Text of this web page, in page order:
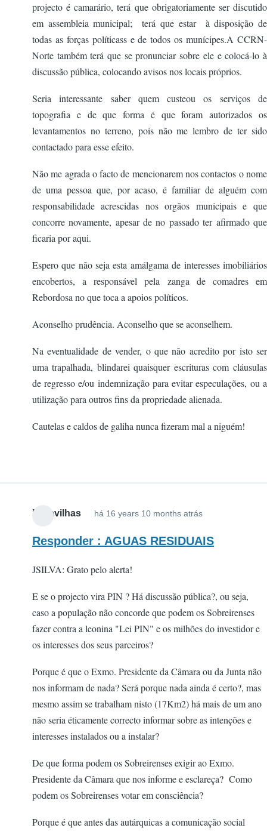
projecto é camarário, terá que obrigatoriamente ser discutido
em assembleia municipal; terá que estar à disposição de
todas as forças políticass e de todos os munícipes.A CCRN-
Norte também terá que se pronunciar sobre ele e colocá-lo à
discussão pública, colocando avisos nos locais próprios.
Seria interessante saber quem custeou os serviços de
topografia e de que forma é que foram autorizados os
levantamentos no terreno, pois não me lembro de ter sido
contactado para esse efeito.
Não me agrada o facto de mencionarem nos contactos o nome
de uma pessoa que, por acaso, é familiar de alguém com
responsabilidade acrescidas nos orgãos municipais e que
concorre novamente, apesar de no passado ter afirmado que
ficaria por aqui.
Espero que não seja esta amálgama de interesses imobiliários
encobertos, a responsável pela zanga de comadres em
Rebordosa no que toca a apoios políticos.
Aconselho prudência. Aconselho que se aconselhem.
Na eventualidade de vender, o que não acredito por isto ser
uma trapalhada, blindarei quaisquer escrituras com cláusulas
de regresso e/ou indemnização para evitar especulações, ou a
utilização para outros fins da propriedade alienada.
Cautelas e caldos de galiha nunca fizeram mal a niguém!
Maravilhas há 16 years 10 months atrás
Responder : AGUAS RESIDUAIS
JSILVA: Grato pelo alerta!
E se o projecto vira PIN ? Há discussão pública?, ou seja,
caso a população não concorde que podem os Sobreirenses
fazer contra a leonina "Lei PIN" e os milhões do investidor e
os interesses dos seus parceiros?
Porque é que o Exmo. Presidente da Câmara ou da Junta não
nos informam de nada? Será porque nada ainda é certo?, mas
mesmo assim se trabalham nisto (17Km2) há mais de um ano
não seria éticamente correcto informar sobre as intenções e
interesses instalados ou a instalar?
De que forma podem os Sobreirenses exigir ao Exmo.
Presidente da Câmara que nos informe e esclareça? Como
podem os Sobreirenses votar em consciência?
Porque é que antes das autárquicas a comunicação social